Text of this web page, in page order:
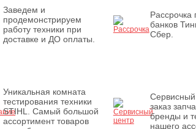
Заведем и
продемонстрируем
работу техники при
доставке и ДО оплаты.
Рассрочка
банков
Сбер.
Уникальная комната
тестирования техники
STIHL. Самый большой
ассортимент товаров
заказ
бренды и
нашего